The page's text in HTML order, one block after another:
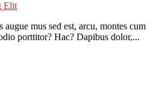
mus sed est, arcu, montes cum
porttitor? Hac? Dapibus dolor,...